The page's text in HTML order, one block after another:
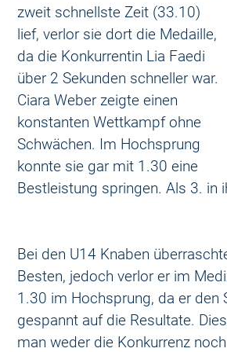
zweit schnellste Zeit (33.10)
lief, verlor sie dort die Medaille,
da die Konkurrentin Lia Faedi
über 2 Sekunden schneller war.
Ciara Weber zeigte einen
konstanten Wettkampf ohne
Schwächen. Im Hochsprung
konnte sie gar mit 1.30 eine
Bestleistung springen. Als 3. in
Bei den U14 Knaben
Besten, jedoch verlor er im
1.30 im Hochsprung, da er den
gespannt auf die Resultate.
man weder die Konkurrenz